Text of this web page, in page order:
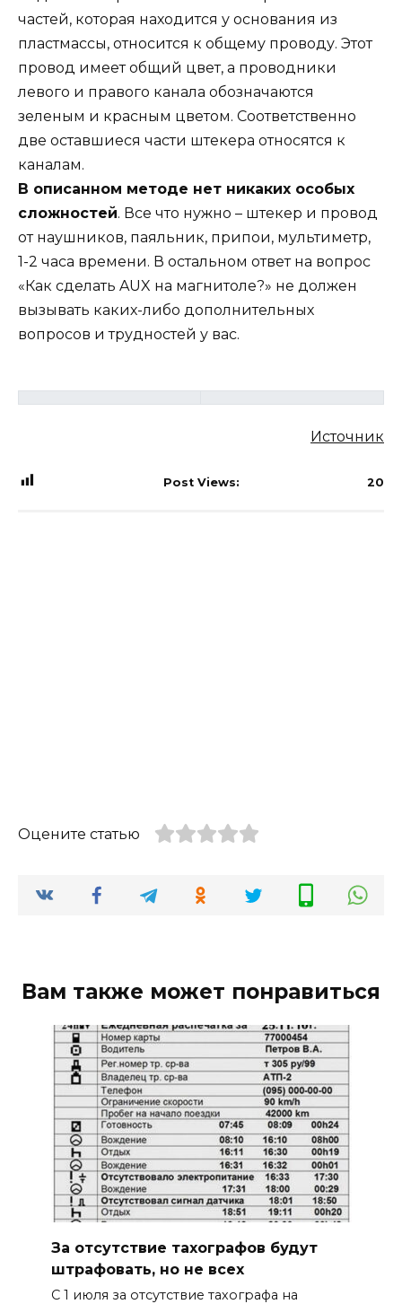
частей, которая находится у основания из
пластмассы, относится к общему проводу. Этот
провод имеет общий цвет, а проводники
левого и правого канала обозначаются
зеленым и красным цветом. Соответственно
две оставшиеся части штекера относятся к
каналам.
В описанном методе нет никаких особых
сложностей. Все что нужно – штекер и провод
от наушников, паяльник, припои, мультиметр,
1-2 часа времени. В остальном ответ на вопрос
«Как сделать AUX на магнитоле?» не должен
вызывать каких-либо дополнительных
вопросов и трудностей у вас.
Источник
Post Views: 20
Оцените статью
Вам также может понравиться
За отсутствие тахографов будут
штрафовать, но не всех
С 1 июля за отсутствие тахографа на